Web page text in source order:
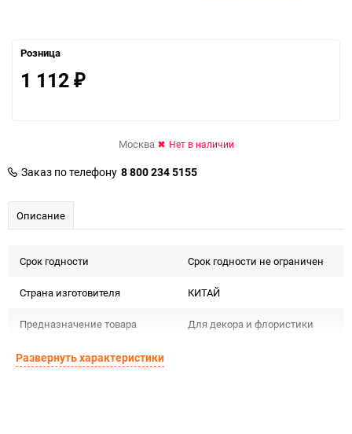
Розница
1 112 ₽
Москва Нет в наличии
Заказ по телефону 8 800 234 5155
Описание
Срок годности Срок годности не ограничен
Страна изготовителя КИТАЙ
Предназначение товара Для декора и флористики
Сертификация
Развернуть характеристики